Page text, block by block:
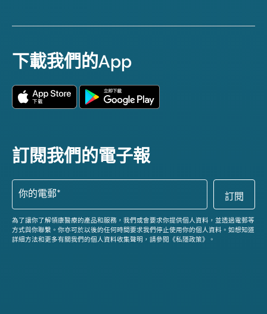
下載我們的App
訂閱我們的電子報
為了讓你了解領康醫療的產品和服務，我們或會要求你提供個人資料，並透過電郵等
方式與你聯繫。你亦可於以後的任何時間要求我們停止使用你的個人資料。如想知道
詳細方法和更多有關我們的個人資料收集聲明，請參閱《私隱政策》。